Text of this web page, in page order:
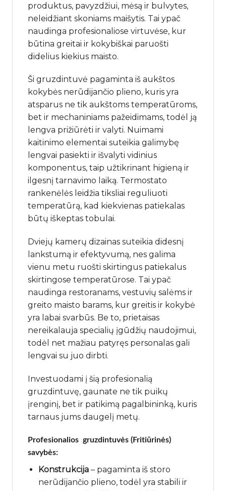
produktus, pavyzdžiui, mėsą ir bulvytes,
neleidžiant skoniams maišytis. Tai ypač
naudinga profesionaliose virtuvėse, kur
būtina greitai ir kokybiškai paruošti
didelius kiekius maisto.
Ši gruzdintuvė pagaminta iš aukštos
kokybės nerūdijančio plieno, kuris yra
atsparus ne tik aukštoms temperatūroms,
bet ir mechaniniams pažeidimams, todėl ją
lengva prižiūrėti ir valyti. Nuimami
kaitinimo elementai suteikia galimybę
lengvai pasiekti ir išvalyti vidinius
komponentus, taip užtikrinant higieną ir
ilgesnį tarnavimo laiką. Termostato
rankenėlės leidžia tiksliai reguliuoti
temperatūrą, kad kiekvienas patiekalas
būtų iškeptas tobulai.
Dviejų kamerų dizainas suteikia didesnį
lankstumą ir efektyvumą, nes galima
vienu metu ruošti skirtingus patiekalus
skirtingose temperatūrose. Tai ypač
naudinga restoranams, vestuvių salėms ir
greito maisto barams, kur greitis ir kokybė
yra labai svarbūs. Be to, prietaisas
nereikalauja specialių įgūdžių naudojimui,
todėl net mažiau patyręs personalas gali
lengvai su juo dirbti.
Investuodami į šią profesionalią
gruzdintuvę, gaunate ne tik puikų
įrenginį, bet ir patikimą pagalbininką, kuris
tarnaus jums daugelį metų.
Profesionalios gruzdintuvės (Fritiūrinės)
savybės:
Konstrukcija– pagaminta iš storo
nerūdijančio plieno, todėl yra stabili ir